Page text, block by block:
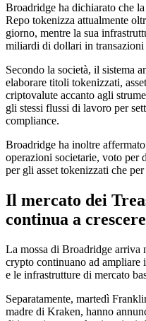
Broadridge ha dichiarato che
Repo tokenizza attualmente
giorno, mentre la sua
miliardi di dollari in
Secondo la società, il sistema
elaborare titoli tokenizzati,
criptovalute accanto agli
gli stessi flussi di lavoro per
compliance.
Broadridge ha inoltre
operazioni societarie, voto per
per gli asset tokenizzati che
Il mercato dei
continua a crescere
La mossa di Broadridge arriva
crypto continuano ad
e le infrastrutture di mercato
Separatamente, martedì
madre di Kraken, hanno